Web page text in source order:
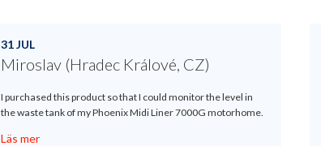
31 JUL
Miroslav (Hradec Králové, CZ)
I purchased this product so that I could monitor the level in
the waste tank of my Phoenix Midi Liner 7000G motorhome.
Läs mer